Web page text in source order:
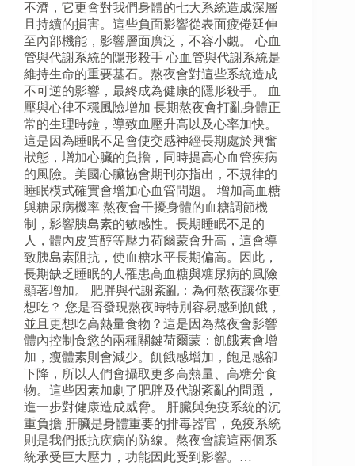
不濟，它更會對我們身體的七大系統造成深層
且持續的損害。這些負面影響從表面疲倦延伸
至內部機能，影響層面廣泛，不容小覷。 心血
管與代謝系統的隱形殺手 心血管與代謝系統是
維持生命的重要基石。熬夜會對這些系統造成
不可逆的影響，最終成為健康的隱形殺手。 血
壓與心律不穩風險增加 長期熬夜會打亂身體正
常的生理時鐘，導致血壓升高以及心率加快。
這是因為睡眠不足會使交感神經長期處於興奮
狀態，增加心臟的負擔，同時提高心血管疾病
的風險。美國心臟協會期刊亦指出，不規律的
睡眠模式確實會增加心血管問題。 增加高血糖
與糖尿病機率 熬夜會干擾身體的血糖調節機
制，影響胰島素的敏感性。長期睡眠不足的
人，體內皮質醇等壓力荷爾蒙會升高，這會導
致胰島素阻抗，使血糖水平長期偏高。因此，
長期缺乏睡眠的人罹患高血糖與糖尿病的風險
顯著增加。 肥胖與代謝紊亂：為何熬夜讓你更
想吃？ 您是否發現熬夜時特別容易感到飢餓，
並且更想吃高熱量食物？這是因為熬夜會影響
體內控制食慾的兩種關鍵荷爾蒙：飢餓素會增
加，瘦體素則會減少。飢餓感增加，飽足感卻
下降，所以人們會攝取更多高熱量、高糖分食
物。這些因素加劇了肥胖及代謝紊亂的問題，
進一步對健康造成威脅。 肝臟與免疫系統的沉
重負擔 肝臟是身體重要的排毒器官，免疫系統
則是我們抵抗疾病的防線。熬夜會讓這兩個系
統承受巨大壓力，功能因此受到影響。…